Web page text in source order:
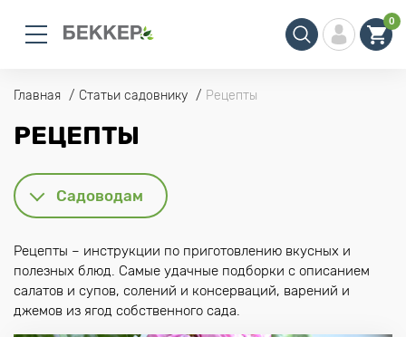
0
Главная Статьи садовнику Рецепты
РЕЦЕПТЫ
Садоводам
Рецепты – инструкции по приготовлению вкусных и
полезных блюд. Самые удачные подборки с описанием
салатов и супов, солений и консерваций, варений и
джемов из ягод собственного сада.